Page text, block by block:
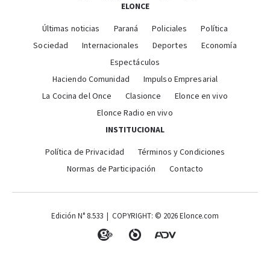
ELONCE
Últimas noticias Paraná Policiales
Política
Sociedad
Internacionales Deportes
Economía
Espectáculos
Haciendo Comunidad
Impulso Empresarial
La Cocina del Once
Clasionce
Elonce en vivo
Elonce Radio en vivo
INSTITUCIONAL
Política de Privacidad
Términos y Condiciones
Normas de Participación
Contacto
Edición N° 8.533 | COPYRIGHT: © 2026 Elonce.com